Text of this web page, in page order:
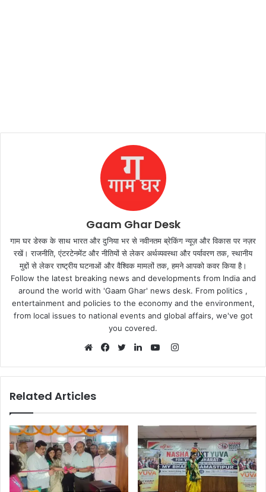
Gaam Ghar Desk
गाम घर डेस्क के साथ भारत और दुनिया भर से नवीनतम ब्रेकिंग न्यूज़ और विकास पर नज़र
रखें। राजनीति, एंटरटेनमेंट और नीतियों से लेकर अर्थव्यवस्था और पर्यावरण तक, स्थानीय
मुद्दों से लेकर राष्ट्रीय घटनाओं और वैश्विक मामलों तक, हमने आपको कवर किया है।
Follow the latest breaking news and developments from India and
around the world with 'Gaam Ghar' news desk. From politics ,
entertainment and policies to the economy and the environment,
from local issues to national events and global affairs, we've got
you covered.
Instagram
Related Articles